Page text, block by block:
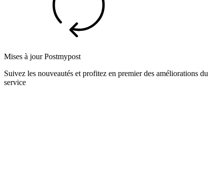
Mises à jour Postmypost
Suivez les nouveautés et profitez en premier des améliorations du
service